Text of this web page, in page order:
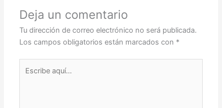
Deja un comentario
Tu dirección de correo electrónico no será publicada.
Los campos obligatorios están marcados con *
aquí...